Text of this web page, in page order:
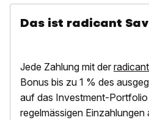
Das ist radicant
Jede Zahlung mit der radicant
Bonus bis zu 1 % des
auf das Investment-Portfolio
regelmässigen